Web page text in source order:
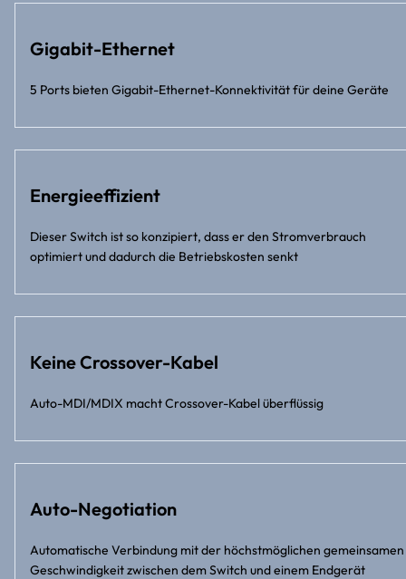
Gigabit-Ethernet
5 Ports bieten Gigabit-Ethernet-Konnektivität für deine Geräte
Energieeffizient
Dieser Switch ist so konzipiert, dass er den Stromverbrauch
optimiert und dadurch die Betriebskosten senkt
Keine Crossover-Kabel
Auto-MDI/MDIX macht Crossover-Kabel überflüssig
Auto-Negotiation
Automatische Verbindung mit der höchstmöglichen gemeinsamen
Geschwindigkeit zwischen dem Switch und einem Endgerät